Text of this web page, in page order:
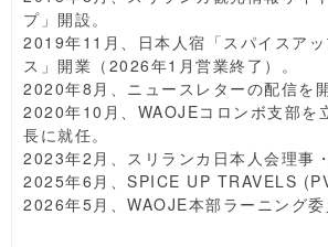
プ」開設。
2019年11月、日本人宿「スパイスアッ
ス」開業（2026年1月営業終了）。
2020年8月、ニュースレターの配信を開
2020年10月、WAOJEコロンボ支部を
長に就任。
2023年2月、スリランカ日本人会理事
2025年6月、SPICE UP TRAVELS
2026年5月、WAOJE本部ラーニング委